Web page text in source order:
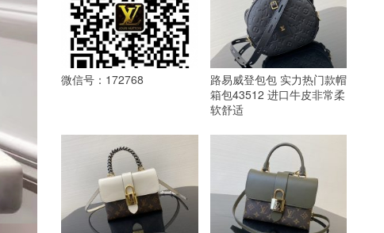
微信号：172768
路易威登包包 实力热门款帽
箱包43512 进口牛皮非常柔
软舒适